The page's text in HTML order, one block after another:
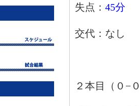
失点： 45分
交代：なし
２本目（０−